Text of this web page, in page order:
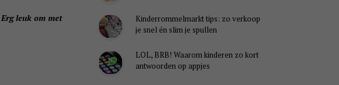
leuk om met
Kinderrommelmarkt tips: zo verkoop
je snel én slim je spullen
LOL, BRB! Waarom kinderen zo kort
antwoorden op appjes